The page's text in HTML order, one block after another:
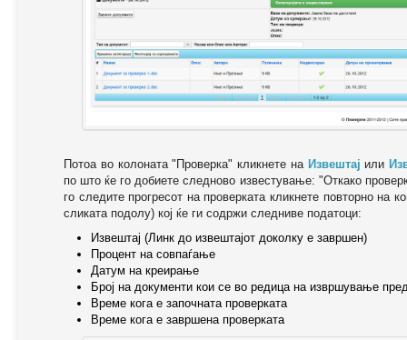
Потоа во колоната "Проверка" кликнете на Извештај или
по што ќе го добиете следново известување: "Oткако
го следите прогресот на проверката кликнете повторно на
сликата подолу) кој ќе ги содржи следниве податоци:
Извештај (Линк до извештајот доколку е завршен)
Процент на совпаѓање
Датум на креирање
Број на документи кои се во редица на извршување
Време кога е започната проверката
Време кога е завршена проверката